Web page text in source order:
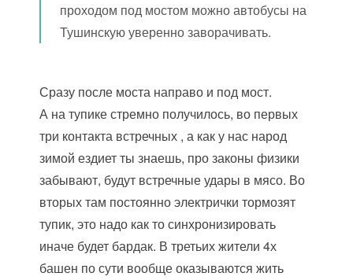
проходом под мостом можно автобусы на
Тушинскую уверенно заворачивать.
Сразу после моста направо и под мост.
А на тупике стремно получилось, во первых
три контакта встречных , а как у нас народ
зимой ездиет ты знаешь, про законы физики
забывают, будут встречные удары в мясо. Во
вторых там постоянно электрички тормозят
тупик, это надо как то синхронизировать
иначе будет бардак. В третьих жители 4х
башен по сути вообще оказываются жить